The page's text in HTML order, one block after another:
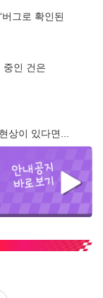
그로 확인된
중인 건은
상이 있다면...